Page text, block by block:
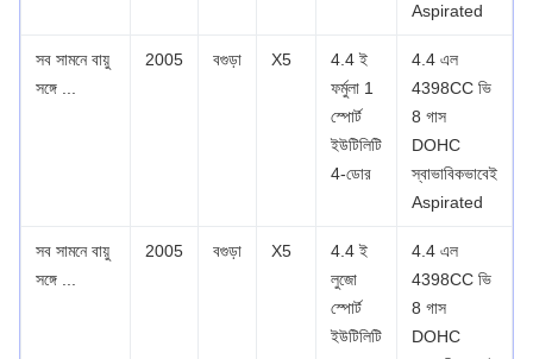
Aspirated
সব সামনে বায়ু
সঙ্গে ...
2005 বগুড়া X5
4.4 ই
ফর্মুলা 1
স্পোর্ট
ইউটিলিটি
4-ডোর
4.4 এল
4398CC ভি
8 গাস
DOHC
স্বাভাবিকভাবেই
Aspirated
সব সামনে বায়ু
সঙ্গে ...
2005 বগুড়া X5
4.4 ই
লুজো
স্পোর্ট
ইউটিলিটি
4.4 এল
4398CC ভি
8 গাস
DOHC